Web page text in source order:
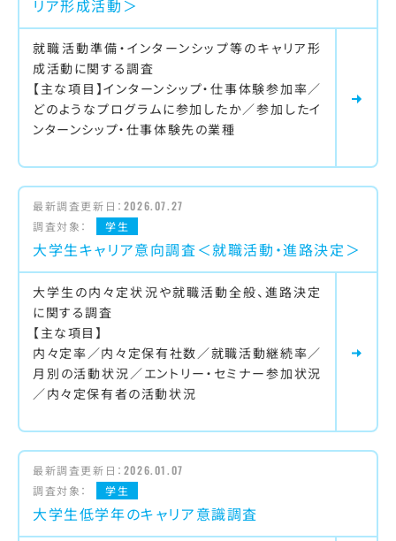
リア形成活動＞
就職活動準備・インターンシップ等のキャリア形
成活動に関する調査
【主な項目】インターンシップ・仕事体験参加率／
どのようなプログラムに参加したか／参加したイ
ンターンシップ・仕事体験先の業種
最新調査更新日： 2026.07.27
調査対象：
学生
大学生キャリア意向調査＜就職活動・進路決定＞
大学生の内々定状況や就職活動全般、進路決定
に関する調査
【主な項目】
内々定率／内々定保有社数／就職活動継続率／
月別の活動状況／エントリー・セミナー参加状況
／内々定保有者の活動状況
最新調査更新日： 2026.01.07
調査対象：
学生
大学生低学年のキャリア意識調査